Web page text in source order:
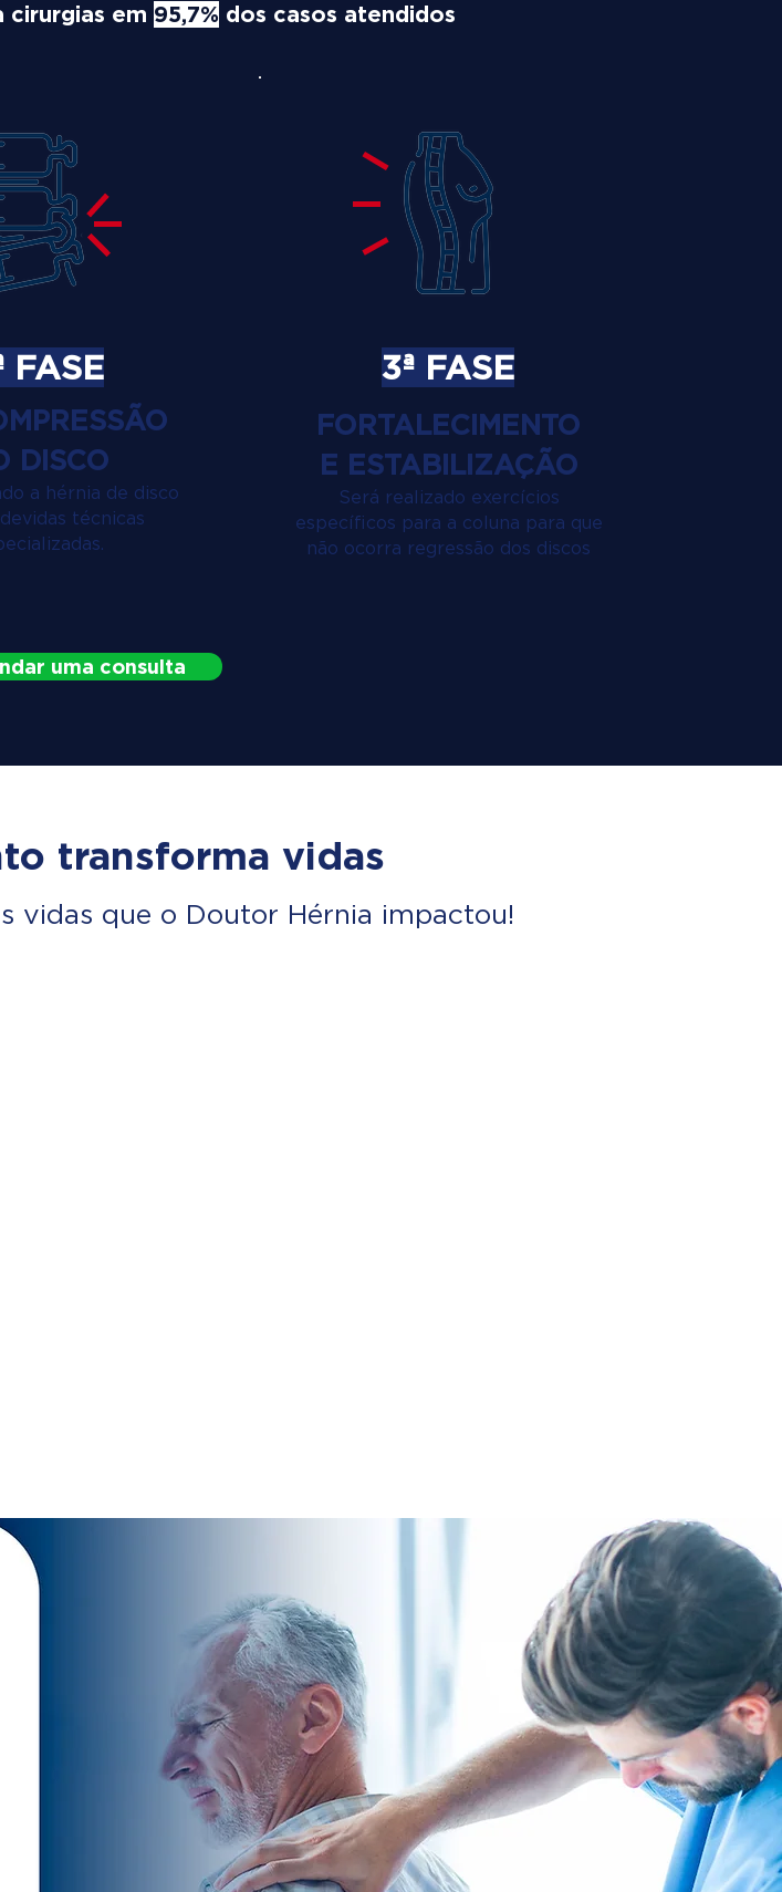
cirurgias em 95,7% dos casos atendidos
FASE
DISCO
a hérnia de disco
técnicas
3ª FASE
FORTALECIMENTO
E ESTABILIZAÇÃO
Será realizado exercícios
específicos para a coluna para que
não ocorra regressão dos discos
uma consulta
transforma vidas
vidas que o Doutor Hérnia impactou!